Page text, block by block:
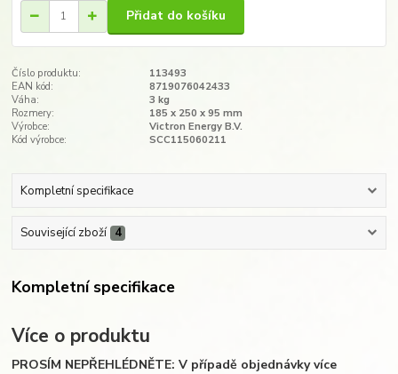
Přidat do košíku
Číslo produktu:
113493
EAN kód:
8719076042433
Váha:
3 kg
Rozmery:
185 x 250 x 95 mm​
Výrobce:
Victron Energy B.V.
Kód výrobce:
SCC115060211
Kompletní specifikace
Související zboží 4
Kompletní specifikace
Více o produktu
PROSÍM NEPŘEHLÉDNĚTE: V případě objednávky více